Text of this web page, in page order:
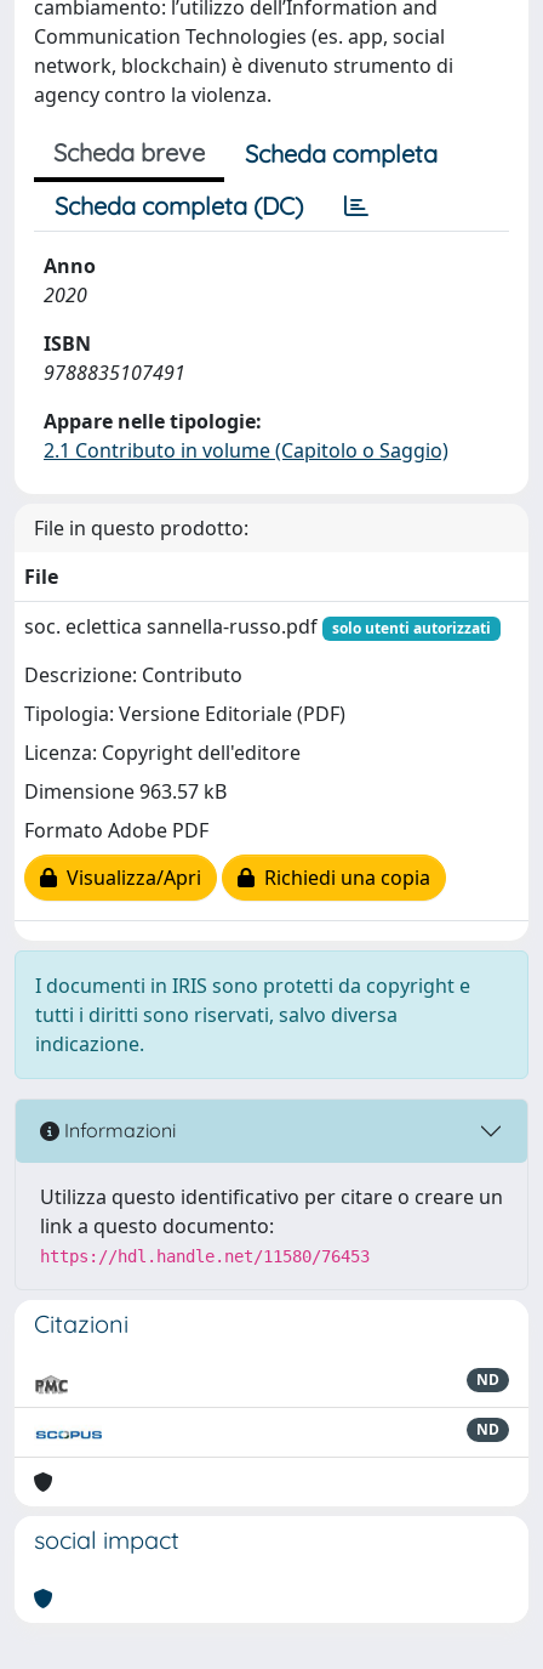
cambiamento: l’utilizzo dell’Information and
Communication Technologies (es. app, social
network, blockchain) è divenuto strumento di
agency contro la violenza.
Scheda breve
Scheda completa
Scheda completa (DC)
Anno
2020
ISBN
9788835107491
Appare nelle tipologie:
2.1 Contributo in volume (Capitolo o Saggio)
File in questo prodotto:
File
soc. eclettica sannella-russo.pdf
solo utenti autorizzati
Descrizione: Contributo
Tipologia: Versione Editoriale (PDF)
Licenza: Copyright dell'editore
Dimensione 963.57 kB
Formato Adobe PDF
Visualizza/Apri
Richiedi una copia
I documenti in IRIS sono protetti da copyright e
tutti i diritti sono riservati, salvo diversa
indicazione.
Informazioni
Utilizza questo identificativo per citare o creare un
link a questo documento:
https://hdl.handle.net/11580/76453
Citazioni
ND
ND
social impact